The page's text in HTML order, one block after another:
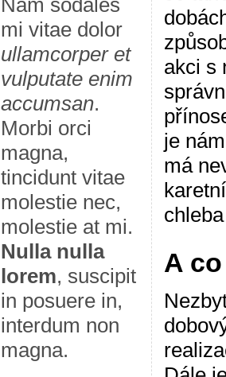
Nam sodales
mi vitae dolor
ullamcorper et
vulputate enim
accumsan.
Morbi orci
magna,
tincidunt vitae
molestie nec,
molestie at mi.
Nulla nulla
lorem, suscipit
in posuere in,
interdum non
magna.
akci s
je
má
A